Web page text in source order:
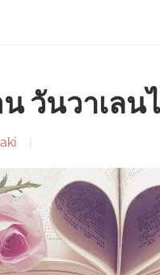
วันวาเลน